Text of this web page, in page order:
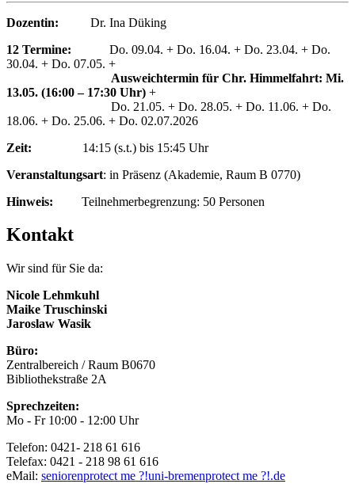
Dozentin: Dr. Ina Düking
12 Termine: Do. 09.04. + Do. 16.04. + Do. 23.04. + Do.
30.04. + Do. 07.05. +
Ausweichtermin für Chr. Himmelfahrt: Mi.
13.05. (16:00 – 17:30 Uhr) +
Do. 21.05. + Do. 28.05. + Do. 11.06. + Do.
18.06. + Do. 25.06. + Do. 02.07.2026
Zeit: 14:15 (s.t.) bis 15:45 Uhr
Veranstaltungsart: in Präsenz (Akademie, Raum B 0770)
Hinweis: Teilnehmerbegrenzung: 50 Personen
Kontakt
Wir sind für Sie da:
Nicole Lehmkuhl
Maike Truschinski
Jaroslaw Wasik
Büro:
Zentralbereich / Raum B0670
Bibliothekstraße 2A
Sprechzeiten:
Mo - Fr 10:00 - 12:00 Uhr
Telefon: 0421- 218 61 616
Telefax: 0421 - 218 98 61 616
eMail: seniorenprotect me ?!uni-bremenprotect me ?!.de